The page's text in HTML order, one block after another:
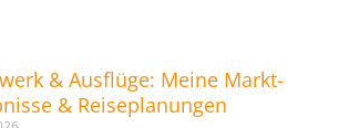
& Ausflüge: Meine Markt-
& Reiseplanungen